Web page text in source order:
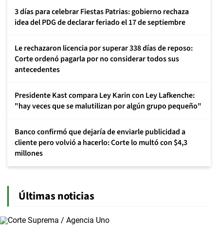
3 días para celebrar Fiestas Patrias: gobierno rechaza
idea del PDG de declarar feriado el 17 de septiembre
Le rechazaron licencia por superar 338 días de reposo:
Corte ordenó pagarla por no considerar todos sus
antecedentes
Presidente Kast compara Ley Karin con Ley Lafkenche:
"hay veces que se malutilizan por algún grupo pequeño"
Banco confirmó que dejaría de enviarle publicidad a
cliente pero volvió a hacerlo: Corte lo multó con $4,3
millones
Últimas noticias